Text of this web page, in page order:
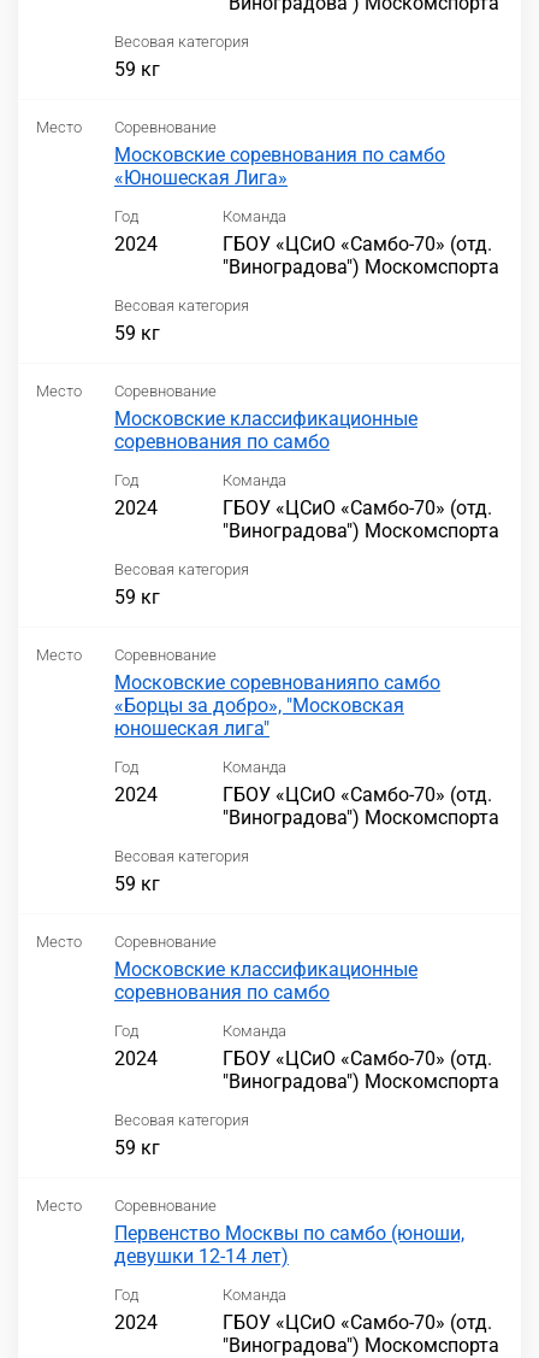
Весовая категория
59 кг
Место Соревнование
Московские соревнования по самбо
«Юношеская Лига»
Год
2024
Команда
ГБОУ «ЦСиО «Самбо-70» (отд.
"Виноградова") Москомспорта
Весовая категория
59 кг
Место Соревнование
Московские классификационные
соревнования по самбо
Год
2024
Команда
ГБОУ «ЦСиО «Самбо-70» (отд.
"Виноградова") Москомспорта
Весовая категория
59 кг
Место Соревнование
Московские соревнованияпо самбо
«Борцы за добро», "Московская
юношеская лига"
Год
2024
Команда
ГБОУ «ЦСиО «Самбо-70» (отд.
"Виноградова") Москомспорта
Весовая категория
59 кг
Место Соревнование
Московские классификационные
соревнования по самбо
Год
2024
Команда
ГБОУ «ЦСиО «Самбо-70» (отд.
"Виноградова") Москомспорта
Весовая категория
59 кг
Место Соревнование
Первенство Москвы по самбо (юноши,
девушки 12-14 лет)
Год
2024
Команда
ГБОУ «ЦСиО «Самбо-70» (отд.
"Виноградова") Москомспорта